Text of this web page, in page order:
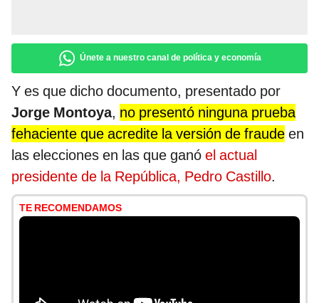
Únete a nuestro canal de política y economía
Y es que dicho documento, presentado por
Jorge Montoya, no presentó ninguna prueba
fehaciente que acredite la versión de fraude en
las elecciones en las que ganó el actual
presidente de la República, Pedro Castillo.
TE RECOMENDAMOS